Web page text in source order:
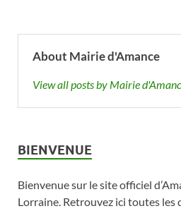
About Mairie d'Amance
View all posts by Mairie
BIENVENUE
Bienvenue sur le site officiel
Lorraine. Retrouvez ici toutes les